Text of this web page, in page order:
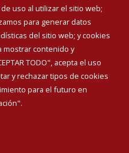
uso al utilizar el sitio web;
para generar datos
del sitio web; y cookies
mostrar contenido y
TODO", acepta el uso
y rechazar tipos de cookies
para el futuro en